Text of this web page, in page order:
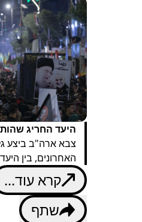
היעד החריג
צבא ארה"ב ביצע
האחרונים, בין
קרא עוד...
שתף